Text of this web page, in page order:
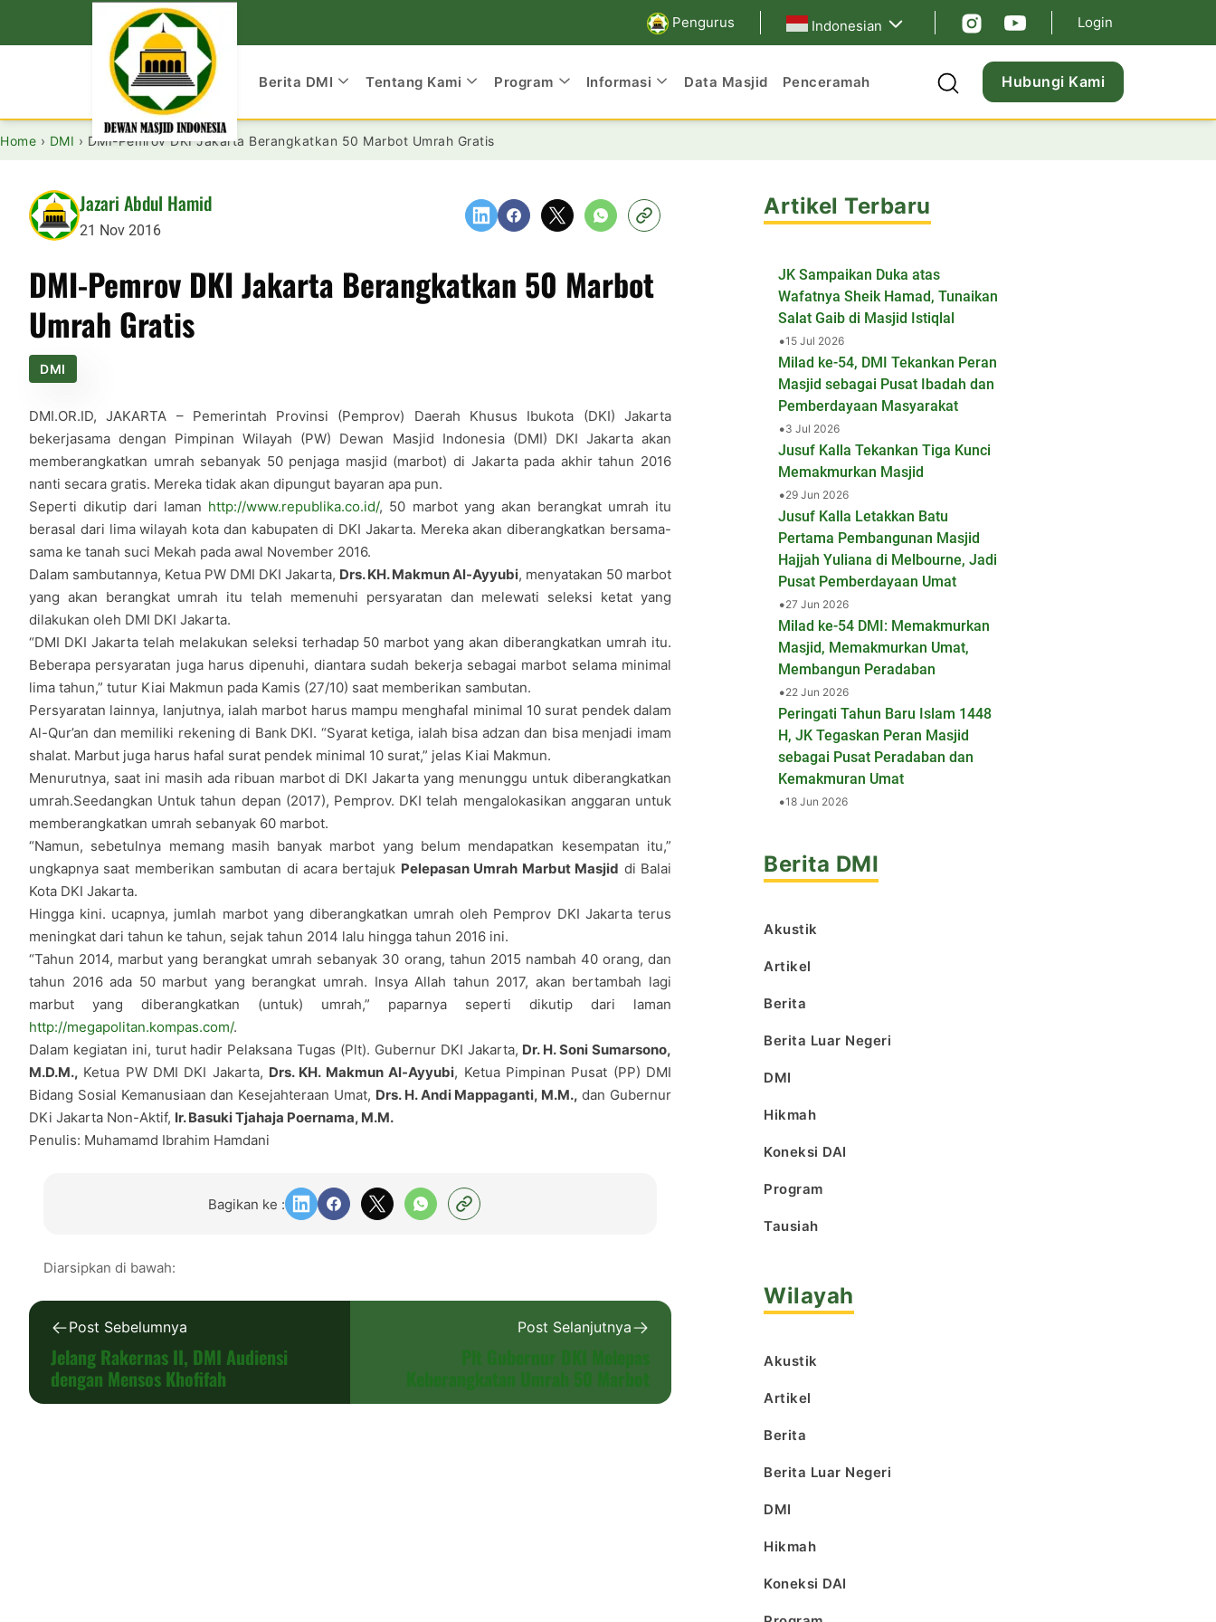
Pengurus Indonesian Login
Berita DMI Tentang Kami Program Informasi Data Masjid Penceramah Hubungi Kami
Home › DMI › DMI-Pemrov DKI Jakarta Berangkatkan 50 Marbot Umrah Gratis
Jazari Abdul Hamid
21 Nov 2016
DMI-Pemrov DKI Jakarta Berangkatkan 50 Marbot
Umrah Gratis
DMI
DMI.OR.ID, JAKARTA – Pemerintah Provinsi (Pemprov) Daerah Khusus Ibukota (DKI) Jakarta
bekerjasama dengan Pimpinan Wilayah (PW) Dewan Masjid Indonesia (DMI) DKI Jakarta akan
memberangkatkan umrah sebanyak 50 penjaga masjid (marbot) di Jakarta pada akhir tahun 2016
nanti secara gratis. Mereka tidak akan dipungut bayaran apa pun.
Seperti dikutip dari laman http://www.republika.co.id/, 50 marbot yang akan berangkat umrah itu
berasal dari lima wilayah kota dan kabupaten di DKI Jakarta. Mereka akan diberangkatkan bersama-
sama ke tanah suci Mekah pada awal November 2016.
Dalam sambutannya, Ketua PW DMI DKI Jakarta, Drs. KH. Makmun Al-Ayyubi, menyatakan 50 marbot
yang akan berangkat umrah itu telah memenuhi persyaratan dan melewati seleksi ketat yang
dilakukan oleh DMI DKI Jakarta.
“DMI DKI Jakarta telah melakukan seleksi terhadap 50 marbot yang akan diberangkatkan umrah itu.
Beberapa persyaratan juga harus dipenuhi, diantara sudah bekerja sebagai marbot selama minimal
lima tahun,” tutur Kiai Makmun pada Kamis (27/10) saat memberikan sambutan.
Persyaratan lainnya, lanjutnya, ialah marbot harus mampu menghafal minimal 10 surat pendek dalam
Al-Qur’an dan memiliki rekening di Bank DKI. “Syarat ketiga, ialah bisa adzan dan bisa menjadi imam
shalat. Marbut juga harus hafal surat pendek minimal 10 surat,” jelas Kiai Makmun.
Menurutnya, saat ini masih ada ribuan marbot di DKI Jakarta yang menunggu untuk diberangkatkan
umrah.Seedangkan Untuk tahun depan (2017), Pemprov. DKI telah mengalokasikan anggaran untuk
memberangkatkan umrah sebanyak 60 marbot.
“Namun, sebetulnya memang masih banyak marbot yang belum mendapatkan kesempatan itu,”
ungkapnya saat memberikan sambutan di acara bertajuk Pelepasan Umrah Marbut Masjid di Balai
Kota DKI Jakarta.
Hingga kini. ucapnya, jumlah marbot yang diberangkatkan umrah oleh Pemprov DKI Jakarta terus
meningkat dari tahun ke tahun, sejak tahun 2014 lalu hingga tahun 2016 ini.
“Tahun 2014, marbut yang berangkat umrah sebanyak 30 orang, tahun 2015 nambah 40 orang, dan
tahun 2016 ada 50 marbut yang berangkat umrah. Insya Allah tahun 2017, akan bertambah lagi
marbut yang diberangkatkan (untuk) umrah,” paparnya seperti dikutip dari laman
http://megapolitan.kompas.com/.
Dalam kegiatan ini, turut hadir Pelaksana Tugas (Plt). Gubernur DKI Jakarta, Dr. H. Soni Sumarsono,
M.D.M., Ketua PW DMI DKI Jakarta, Drs. KH. Makmun Al-Ayyubi, Ketua Pimpinan Pusat (PP) DMI
Bidang Sosial Kemanusiaan dan Kesejahteraan Umat, Drs. H. Andi Mappaganti, M.M.,dan Gubernur
DKi Jakarta Non-Aktif, Ir. Basuki Tjahaja Poernama, M.M.
Penulis: Muhamamd Ibrahim Hamdani
Bagikan ke :
Diarsipkan di bawah:
Post Sebelumnya
Jelang Rakernas II, DMI Audiensi
dengan Mensos Khofifah
Post Selanjutnya
Artikel Terbaru
JK Sampaikan Duka atas
Wafatnya Sheik Hamad, Tunaikan
Salat Gaib di Masjid Istiqlal
•15 Jul 2026
Milad ke-54, DMI Tekankan Peran
Masjid sebagai Pusat Ibadah dan
Pemberdayaan Masyarakat
•3 Jul 2026
Jusuf Kalla Tekankan Tiga Kunci
Memakmurkan Masjid
•29 Jun 2026
Jusuf Kalla Letakkan Batu
Pertama Pembangunan Masjid
Hajjah Yuliana di Melbourne, Jadi
Pusat Pemberdayaan Umat
•27 Jun 2026
Milad ke-54 DMI: Memakmurkan
Masjid, Memakmurkan Umat,
Membangun Peradaban
•22 Jun 2026
Peringati Tahun Baru Islam 1448
H, JK Tegaskan Peran Masjid
sebagai Pusat Peradaban dan
Kemakmuran Umat
•18 Jun 2026
Berita DMI
Akustik
Artikel
Berita
Berita Luar Negeri
DMI
Hikmah
Koneksi DAI
Program
Tausiah
Wilayah
Akustik
Artikel
Berita
Berita Luar Negeri
DMI
Hikmah
Koneksi DAI